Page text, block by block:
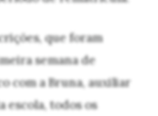
que foram
semana de
com a Bruna, auxiliar
escola, todos os